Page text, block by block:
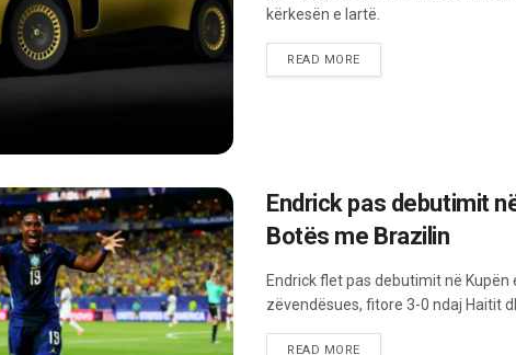
kërkesën e lartë.
READ MORE
Endrick pas debutimit
Botës me Brazilin
Endrick flet pas debutimit në Kupën
zëvendësues, fitore 3-0 ndaj Haitit
READ MORE